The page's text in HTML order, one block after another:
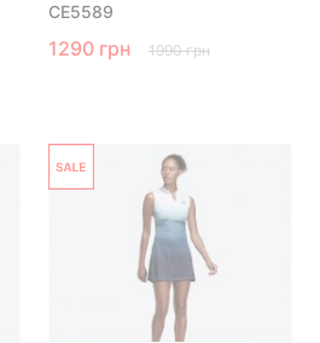
CE5589
1290 грн 1990 грн